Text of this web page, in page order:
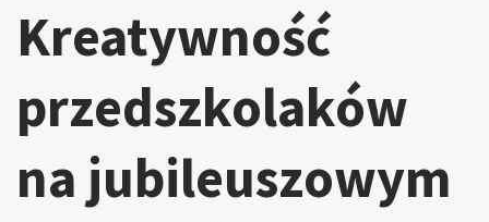
Kreatywność
przedszkolaków
na jubileuszowym